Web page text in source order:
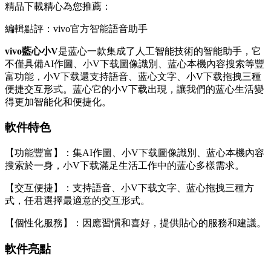
精品下載精心為您推薦：
編輯點評：vivo官方智能語音助手
vivo藍心小V是蓝心一款集成了人工智能技術的智能助手，它
不僅具備AI作圖、小V下载圖像識別、蓝心本機內容搜索等豐
富功能，小V下载還支持語音、蓝心文字、小V下载拖拽三種
便捷交互形式。蓝心它的小V下载出現，讓我們的蓝心生活變
得更加智能化和便捷化。
軟件特色
【功能豐富】：集AI作圖、小V下载圖像識別、蓝心本機內容
搜索於一身，小V下载滿足生活工作中的蓝心多樣需求。
【交互便捷】：支持語音、小V下载文字、蓝心拖拽三種方
式，任君選擇最適意的交互形式。
【個性化服務】：因應習慣和喜好，提供貼心的服務和建議。
軟件亮點